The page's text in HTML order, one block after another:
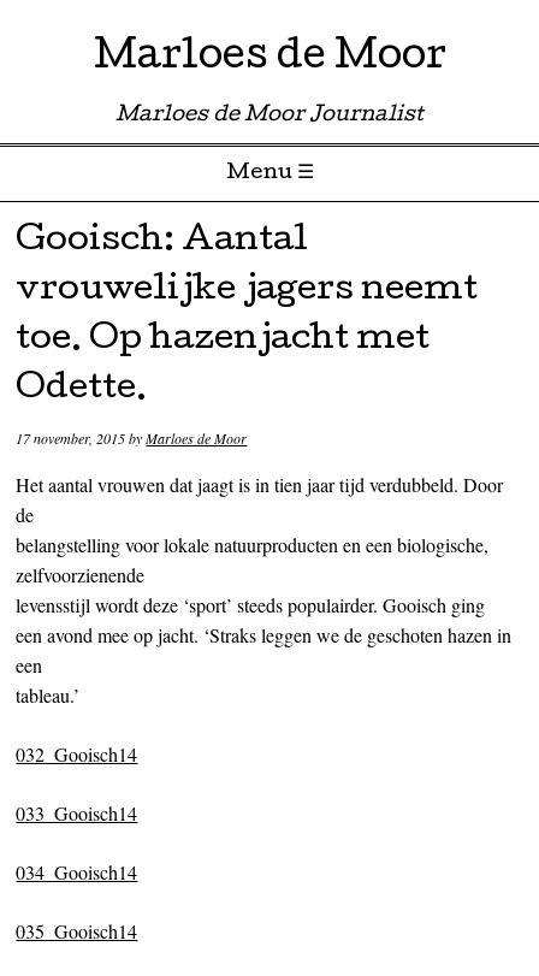
Marloes de Moor
Marloes de Moor Journalist
Menu ☰
Skip to content
Gooisch: Aantal
vrouwelijke jagers neemt
toe. Op hazenjacht met
Odette.
17 november, 2015byMarloes de Moor
Het aantal vrouwen dat jaagt is in tien jaar tijd verdubbeld. Door
de
belangstelling voor lokale natuurproducten en een biologische,
zelfvoorzienende
levensstijl wordt deze ‘sport’ steeds populairder. Gooisch ging
een avond mee op jacht. ‘Straks leggen we de geschoten hazen in
een
tableau.’
032_Gooisch14
033_Gooisch14
034_Gooisch14
035_Gooisch14